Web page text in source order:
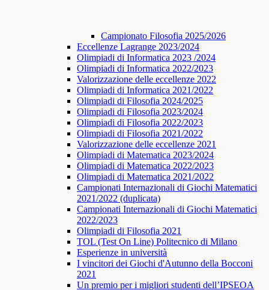
Campionato Filosofia 2025/2026
​​Eccellenze Lagrange 2023/2024
Olimpiadi di Informatica 2023 /2024
Olimpiadi di Informatica 2022/2023
Valorizzazione delle eccellenze 2022
Olimpiadi di Informatica 2021/2022
Olimpiadi di Filosofia 2024/2025
Olimpiadi di Filosofia 2023/2024
Olimpiadi di Filosofia 2022/2023
Olimpiadi di Filosofia 2021/2022
Valorizzazione delle eccellenze 2021
Olimpiadi di Matematica 2023/2024
Olimpiadi di Matematica 2022/2023
Olimpiadi di Matematica 2021/2022
Campionati Internazionali di Giochi Matematici
2021/2022 (duplicata)
Campionati Internazionali di Giochi Matematici
2022/2023
Olimpiadi di Filosofia 2021
TOL (Test On Line) Politecnico di Milano
Esperienze in università
I vincitori dei Giochi d'Autunno della Bocconi
2021
Un premio per i migliori studenti dell’IPSEOA